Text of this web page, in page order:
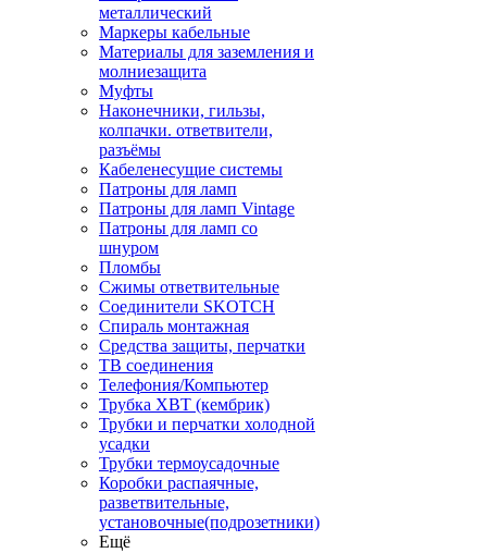
металлический
Маркеры кабельные
Материалы для заземления и
молниезащита
Муфты
Наконечники, гильзы,
колпачки. ответвители,
разъёмы
Кабеленесущие системы
Патроны для ламп
Патроны для ламп Vintage
Патроны для ламп со
шнуром
Пломбы
Сжимы ответвительные
Соединители SKOTCH
Спираль монтажная
Средства защиты, перчатки
ТВ соединения
Телефония/Компьютер
Трубка ХВТ (кембрик)
Трубки и перчатки холодной
усадки
Трубки термоусадочные
Коробки распаячные,
разветвительные,
установочные(подрозетники)
Ещё